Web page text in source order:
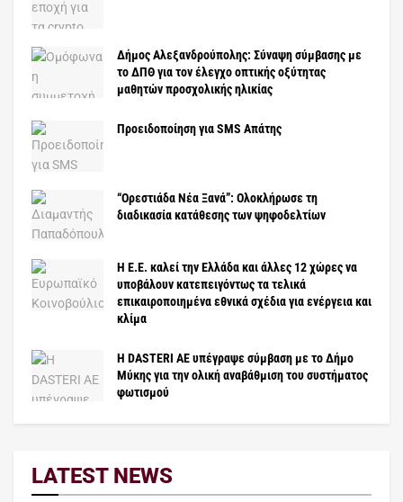
Δήμος Αλεξανδρούπολης: Σύναψη σύμβασης με
το ΔΠΘ για τον έλεγχο οπτικής οξύτητας
μαθητών προσχολικής ηλικίας
Προειδοποίηση για SMS Απάτης
“Ορεστιάδα Νέα Ξανά”: Oλοκλήρωσε τη
διαδικασία κατάθεσης των ψηφοδελτίων
Η Ε.Ε. καλεί την Ελλάδα και άλλες 12 χώρες να
υποβάλουν κατεπειγόντως τα τελικά
επικαιροποιημένα εθνικά σχέδια για ενέργεια και
κλίμα
H DASTERI AE υπέγραψε σύμβαση με το Δήμο
Μύκης για την ολική αναβάθμιση του συστήματος
φωτισμού
LATEST NEWS